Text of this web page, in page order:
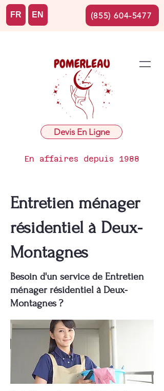
Devis En Ligne
En affaires depuis 1988
FR EN (855) 604-5477
Entretien ménager
résidentiel à Deux-
Montagnes
Besoin d'un service de Entretien
ménager résidentiel à Deux-
Montagnes ?